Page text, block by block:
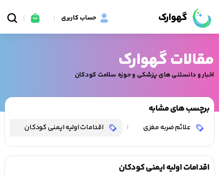
گهوارک حساب کاربری
مقالات گهوارک
اخبار و دانستنی های پزشکی و حوزه سلامت کودکان
برچسب های مشابه
علائم ضربه مغزی 1 اقدامات اولیه ایمنی کودکان
اقدامات اولیه ایمنی کودکان